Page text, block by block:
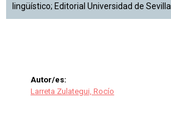
lingüístico; Editorial Universidad de Sevilla
Autor/es:
Larreta Zulategui, Rocío